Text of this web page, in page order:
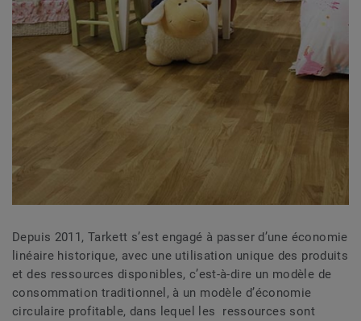
Depuis 2011, Tarkett s’est engagé à passer d’une économie
linéaire historique, avec une utilisation unique des produits
et des ressources disponibles, c’est-à-dire un modèle de
consommation traditionnel, à un modèle d’économie
circulaire profitable, dans lequel les ressources sont